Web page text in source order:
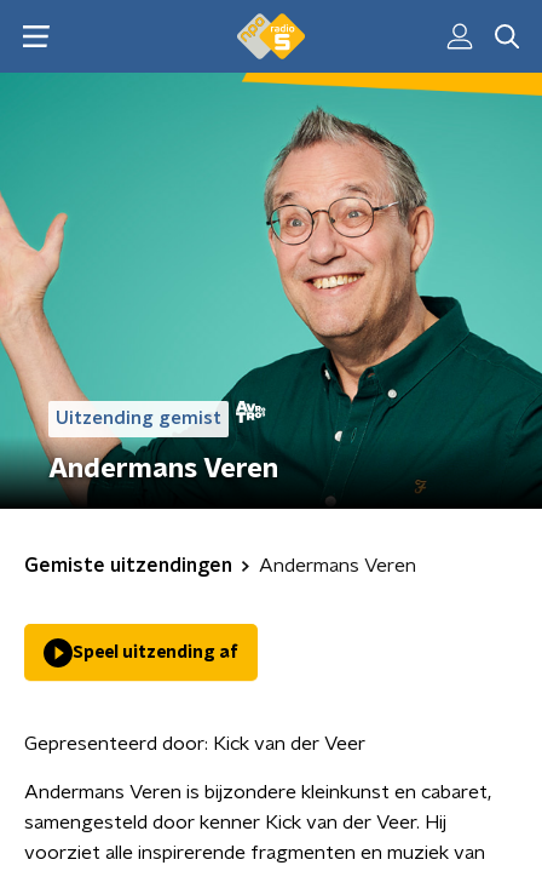
Uitzending gemist
Andermans Veren
Gemiste uitzendingen Andermans Veren
Speel uitzending af
Gepresenteerd door: Kick van der Veer
Andermans Veren is bijzondere kleinkunst en cabaret,
samengesteld door kenner Kick van der Veer. Hij
voorziet alle inspirerende fragmenten en muziek van